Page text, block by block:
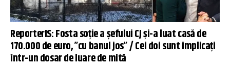
ReporterIS: Fosta soție a șefului CJ și-a luat casă de
170.000 de euro, ”cu banul jos” / Cei doi sunt implicați
într-un dosar de luare de mită